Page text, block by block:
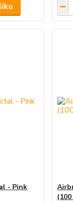
- Pink